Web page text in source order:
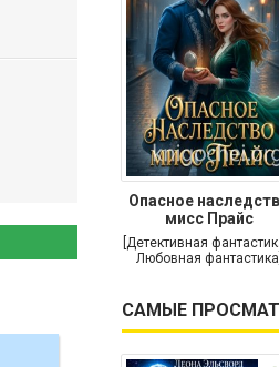
Опасное
мисс Прайс
[Детективная
Любовная фантастика]
САМЫЕ